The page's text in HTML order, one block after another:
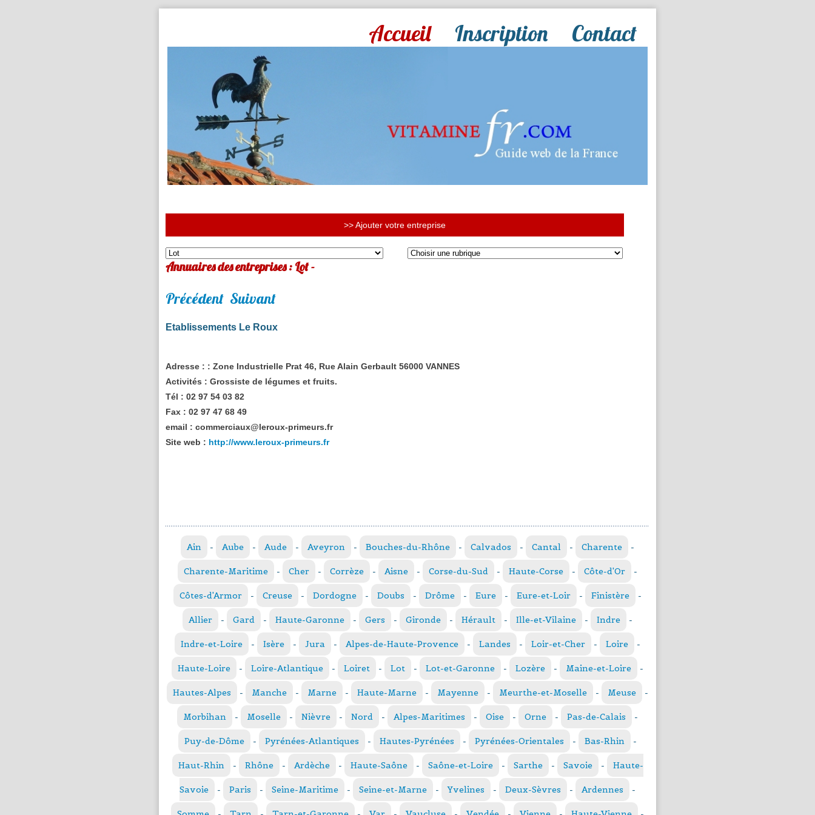
Accueil Inscription Contact
>> Ajouter votre entreprise
Annuaires des entreprises : Lot -
Précédent Suivant
Etablissements Le Roux
Adresse : : Zone Industrielle Prat 46, Rue Alain Gerbault 56000 VANNES
Activités : Grossiste de légumes et fruits.
Tél : 02 97 54 03 82
Fax : 02 97 47 68 49
email : commerciaux@leroux-primeurs.fr
Site web : http://www.leroux-primeurs.fr
Ain - Aube - Aude - Aveyron - Bouches-du-Rhône - Calvados - Cantal - Charente -
Charente-Maritime - Cher - Corrèze - Aisne - Corse-du-Sud - Haute-Corse - Côte-d'Or -
Côtes-d'Armor - Creuse - Dordogne - Doubs - Drôme - Eure - Eure-et-Loir - Finistère -
Allier - Gard - Haute-Garonne - Gers - Gironde - Hérault - Ille-et-Vilaine - Indre -
Indre-et-Loire - Isère - Jura - Alpes-de-Haute-Provence - Landes - Loir-et-Cher - Loire -
Haute-Loire - Loire-Atlantique - Loiret - Lot - Lot-et-Garonne - Lozère - Maine-et-Loire -
Hautes-Alpes - Manche - Marne - Haute-Marne - Mayenne - Meurthe-et-Moselle - Meuse -
Morbihan - Moselle - Nièvre - Nord - Alpes-Maritimes - Oise - Orne - Pas-de-Calais -
Puy-de-Dôme - Pyrénées-Atlantiques - Hautes-Pyrénées - Pyrénées-Orientales - Bas-Rhin -
Haut-Rhin - Rhône - Ardèche - Haute-Saône - Saône-et-Loire - Sarthe - Savoie - Haute-
Savoie - Paris - Seine-Maritime - Seine-et-Marne - Yvelines - Deux-Sèvres - Ardennes -